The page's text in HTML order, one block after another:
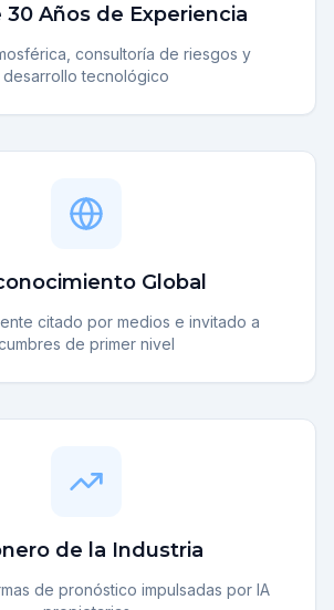
30 Años de Experiencia
consultoría de riesgos y
desarrollo tecnológico
Global
citado por medios e invitado a
de primer nivel
de la Industria
de pronóstico impulsadas por IA